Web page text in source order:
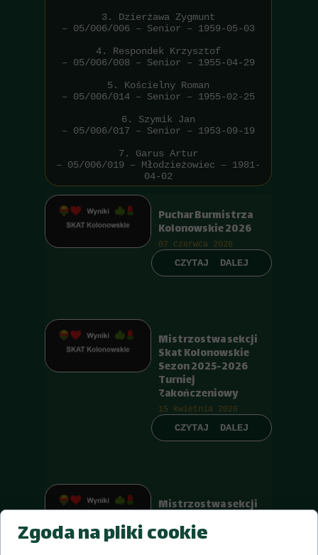
Puchar Burmistrza
Kolonowskie 2026
07 czerwca 2026
CZYTAJ DALEJ
Mistrzostwa sekcji
Skat Kolonowskie
Sezon 2025-2026
Turniej
Zakończeniowy
15 kwietnia 2026
CZYTAJ DALEJ
Mistrzostwa sekcji
Sezon 2025-2026
3. Dzierżawa Zygmunt
– 05/006/006 – Senior – 1959-05-03
4. Respondek Krzysztof
– 05/006/008 – Senior – 1955-04-29
5. Kościelny Roman
– 05/006/014 – Senior – 1955-02-25
6. Szymik Jan
– 05/006/017 – Senior – 1953-09-19
7. Garus Artur
– 05/006/019 – Młodzieżowiec – 1981-
04-02
Zgoda na pliki cookie